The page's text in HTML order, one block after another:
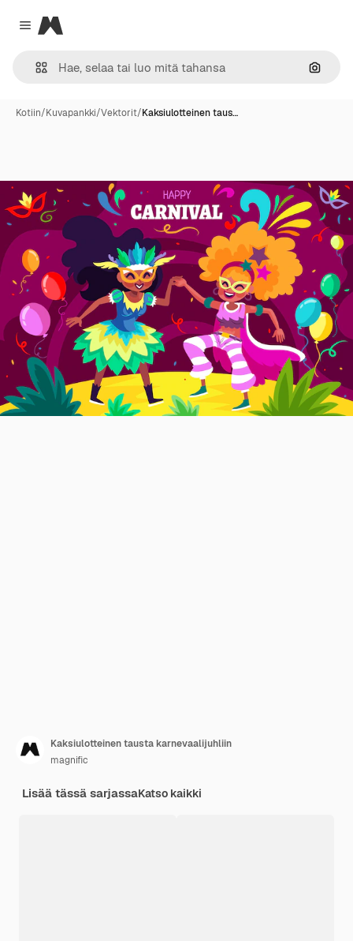
Close menu
Magnific
Hae
Kotiin/Kuvapankki/Vektorit/Kaksiulotteinen taus…
Kaksiulotteinen tausta karnevaalijuhliin
magnific
Lisää tässä sarjassaKatso kaikki